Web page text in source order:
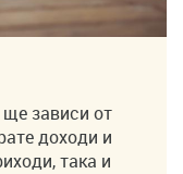
зависи от
доходи и
така и